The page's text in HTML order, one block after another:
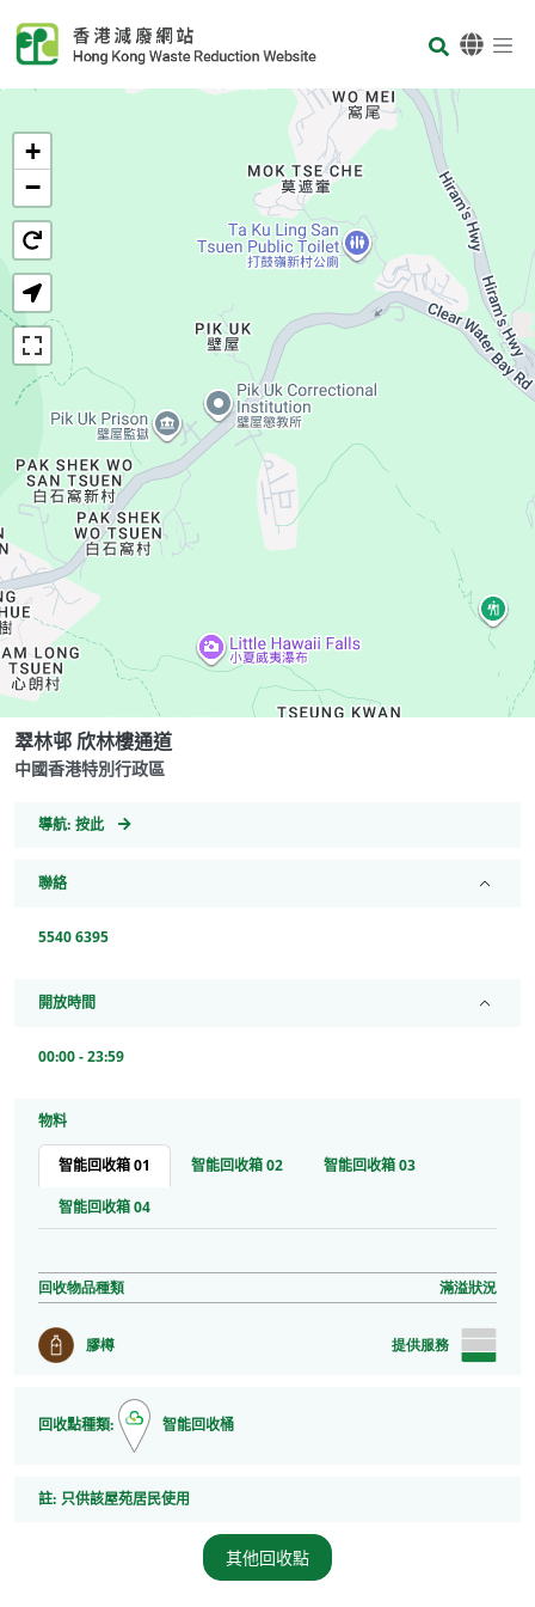
Body
+
−
中國香港特別行政區
翠林邨 欣林樓通道
導航: GeoCoordinates
按此
聯絡
5540 6395
開放時間
00:00 - 23:59
物料
智能回收箱 01 智能回收箱 02 智能回收箱 03
智能回收箱 04
回收物品種類 滿溢狀況
膠樽 提供服務
回收點種類: 智能回收桶
註: 註
只供該屋苑居民使用
其他回收點